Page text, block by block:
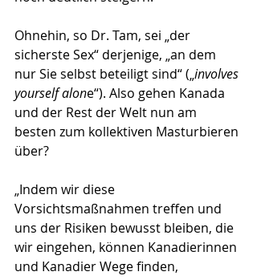
Ohnehin, so Dr. Tam, sei „der
sicherste Sex“ derjenige, „an dem
nur Sie selbst beteiligt sind“ („involves
yourself alone“). Also gehen Kanada
und der Rest der Welt nun am
besten zum kollektiven Masturbieren
über?
„Indem wir diese
Vorsichtsmaßnahmen treffen und
uns der Risiken bewusst bleiben, die
wir eingehen, können Kanadierinnen
und Kanadier Wege finden,